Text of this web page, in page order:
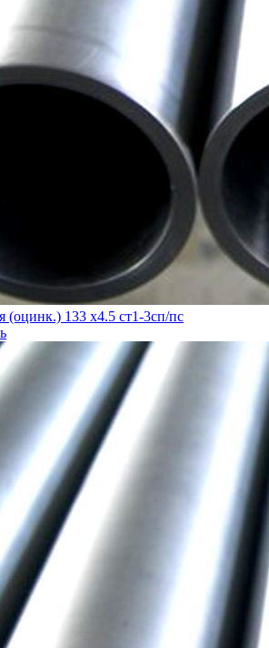
(оцинк.) 133 х4.5 ст1-3сп/пс